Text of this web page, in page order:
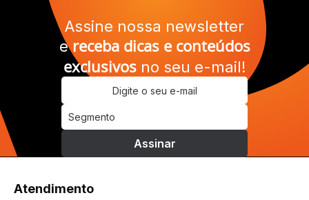
Assine nossa newsletter
ereceba dicas e conteúdos
exclusivosno seu e-mail!
Atendimento